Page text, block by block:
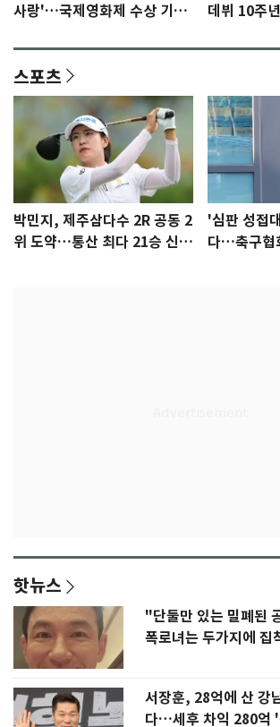
사랑'…국제영화제 수상 기대
데뷔 10주
스포츠
박민지, 제주삼다수 2R 공동 2
위 도약…통산 최다 21승 신기
'심판 성접
다…축구협
핫뉴스
"단둘만 있는 밀폐된
폭로녀는 두가지에 집
서장훈, 28억에 산 강
다…세후 차익 280억